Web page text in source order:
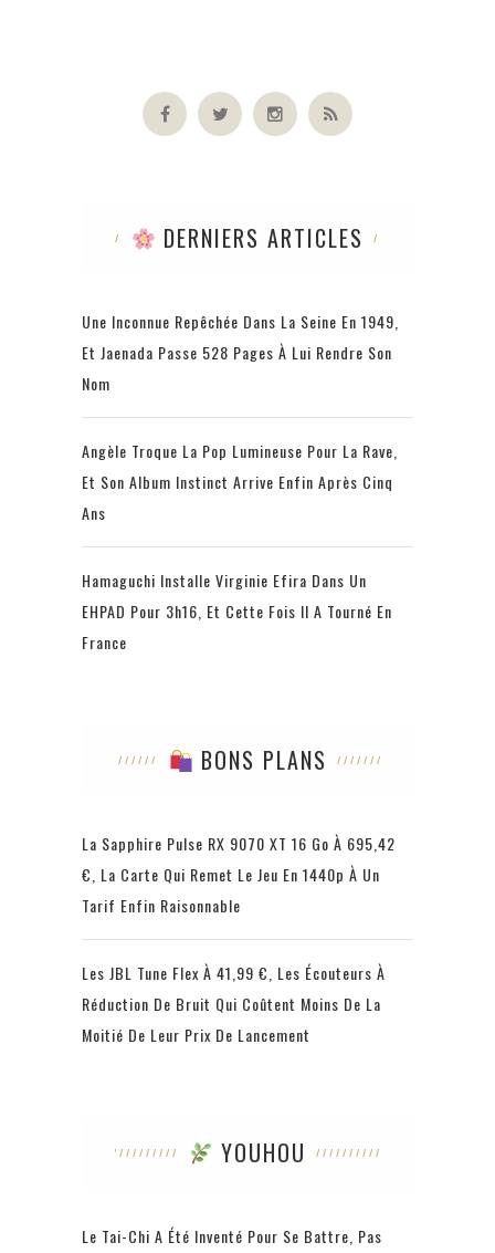
DERNIERS ARTICLES
Une Inconnue Repêchée Dans La Seine En 1949,
Et Jaenada Passe 528 Pages À Lui Rendre Son
Nom
Angèle Troque La Pop Lumineuse Pour La Rave,
Et Son Album Instinct Arrive Enfin Après Cinq
Ans
Hamaguchi Installe Virginie Efira Dans Un
EHPAD Pour 3h16, Et Cette Fois Il A Tourné En
France
BONS PLANS
La Sapphire Pulse RX 9070 XT 16 Go À 695,42
€, La Carte Qui Remet Le Jeu En 1440p À Un
Tarif Enfin Raisonnable
Les JBL Tune Flex À 41,99 €, Les Écouteurs À
Réduction De Bruit Qui Coûtent Moins De La
Moitié De Leur Prix De Lancement
YOUHOU
Le Tai-Chi A Été Inventé Pour Se Battre, Pas